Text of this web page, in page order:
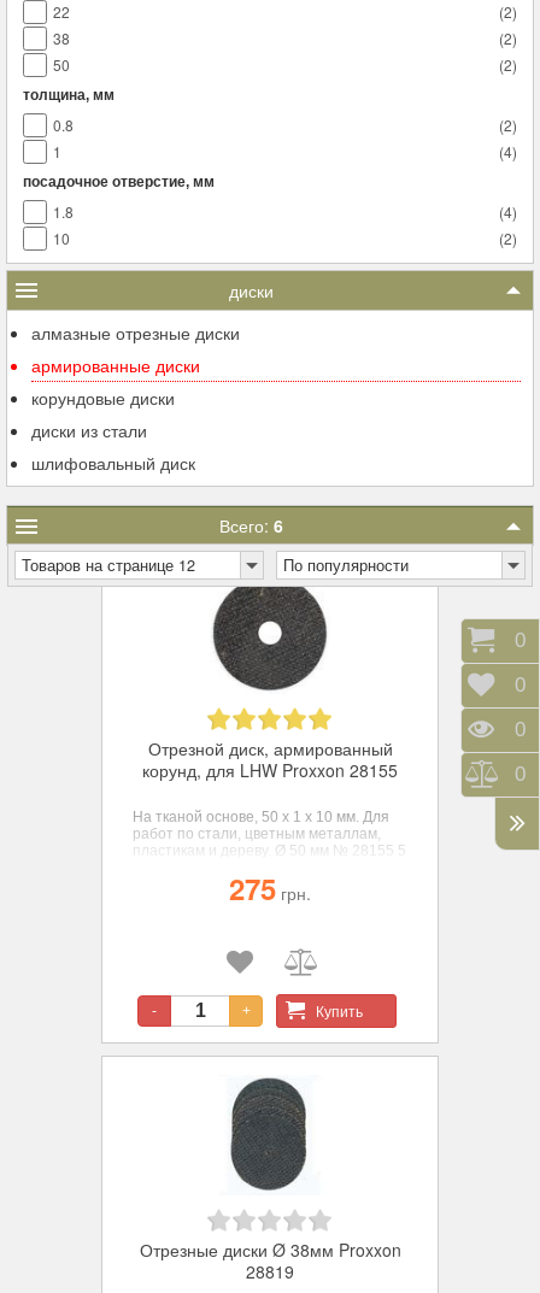
(2)
22
(2)
38
(2)
50
толщина, мм
(2)
0.8
(4)
1
посадочное отверстие, мм
(4)
1.8
(2)
10
диски
алмазные отрезные диски
армированные диски
корундовые диски
диски из стали
шлифовальный диск
Всего: 6
Товаров на странице 12 По популярности
Отрезной диск, армированный
корунд, для LHW Proxxon 28155
На тканой основе, 50 х 1 х 10 мм. Для
работ по стали, цветным металлам,
пластикам и дереву. Ø 50 мм № 28155 5
275 грн.
- + Купить
Отрезные диски Ø 38мм Proxxon
28819
0
0
0
0